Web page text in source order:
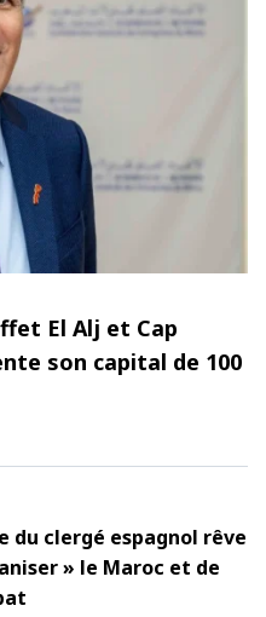
El Alj et Cap
son capital de 100
du clergé espagnol rêve
» le Maroc et de